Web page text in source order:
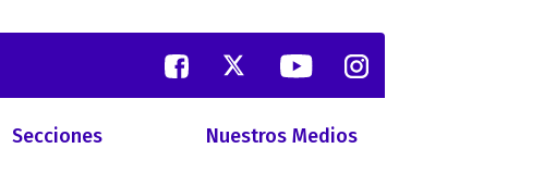
Secciones Nuestros Medios